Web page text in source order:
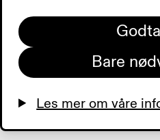
0:00
Bare
Les mer om våre